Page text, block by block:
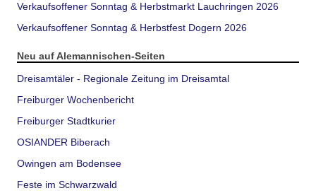
Verkaufsoffener Sonntag & Herbstmarkt Lauchringen 2026
Verkaufsoffener Sonntag & Herbstfest Dogern 2026
Neu auf Alemannischen-Seiten
Dreisamtäler - Regionale Zeitung im Dreisamtal
Freiburger Wochenbericht
Freiburger Stadtkurier
OSIANDER Biberach
Owingen am Bodensee
Feste im Schwarzwald